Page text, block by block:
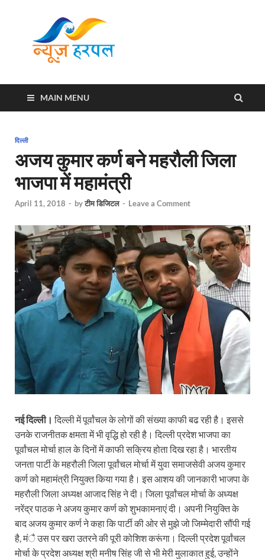
MAIN MENU
दिल्ली
अजय कुमार कर्ण बने महरौली जिला
भाजपा में महामंत्री
April 11, 2018 - byटीम डिजिटल - Leave a Comment
नई दिल्ली। दिल्ली में पूर्वांचल के लोगों की संख्या काफी बढ रही है। इससे
उनके राजनीतक क्षमता में भी वृद्धि हो रही है। दिल्ली प्रदेश भाजपा का
पूर्वांचल मोर्चा हाल के दिनों में काफी सक्रिय होता दिख रहा है। भारतीय
जनता पार्टी के महरौली जिला पूर्वांचल मोर्चा में युवा समाजसेवी अजय कुमार
कर्ण को महामंत्री नियुक्त किया गया है। इस आशय की जानकारी भाजपा के
महरौली जिला अध्यक्ष आजाद सिंह ने दी। जिला पूर्वांचल मोर्चा के अध्यक्ष
नरेंद्र पाठक ने अजय कुमार कर्ण को शुभकामनाएं दी। अपनी नियुक्ति के
बाद अजय कुमार कर्ण ने कहा कि पार्टी की ओर से मुझे जो जिम्मेदारी सौंपी गई
है, मंै उस पर खरा उतरने की पूरी कोशिश करूंगा। दिल्ली प्रदेश पूर्वांचल
मोर्चा के प्रदेश अध्यक्ष श्री मनीष सिंह जी से भी मेरी मुलाकात हुई, उन्होंने